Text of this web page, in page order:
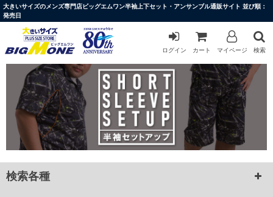
大きいサイズのメンズ専門店ビッグエムワン半袖上下セット・アンサンブル通販サイト 並び順：
発売日
ログイン カート マイページ 検索
検索各種